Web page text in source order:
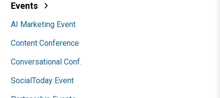
Events
AI Marketing Event
Content Conference
Conversational Conf.
SocialToday Event